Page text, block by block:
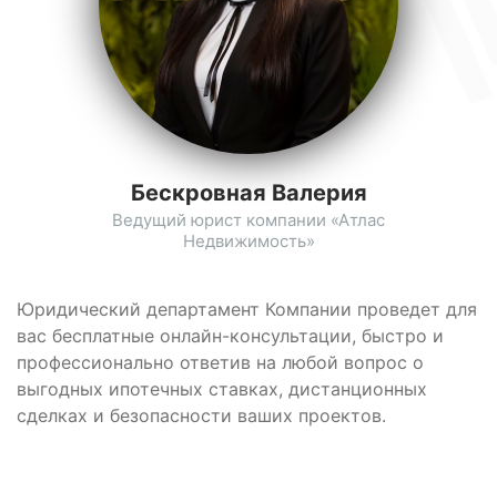
Юридический департамент Компании проведет для
вас бесплатные онлайн-консультации, быстро и
профессионально ответив на любой вопрос о
выгодных ипотечных ставках, дистанционных
сделках и безопасности ваших проектов.
Бескровная Валерия
Ведущий юрист компании «Атлас
Недвижимость»